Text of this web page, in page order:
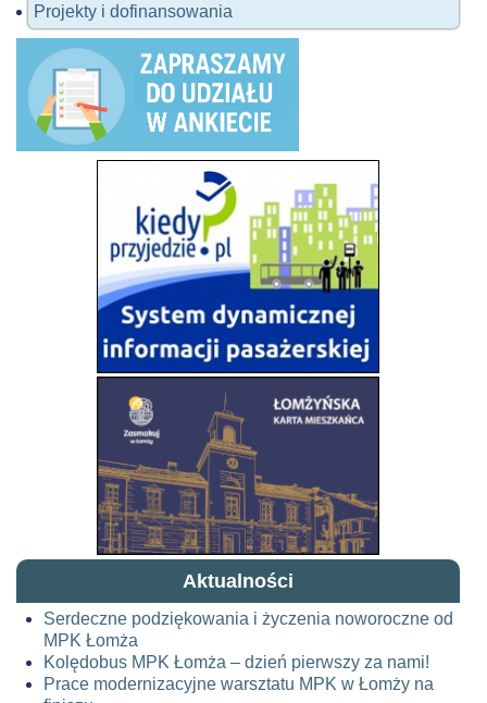
Projekty i dofinansowania
Aktualności
Serdeczne podziękowania i życzenia noworoczne od
MPK Łomża
Kolędobus MPK Łomża – dzień pierwszy za nami!
Prace modernizacyjne warsztatu MPK w Łomży na